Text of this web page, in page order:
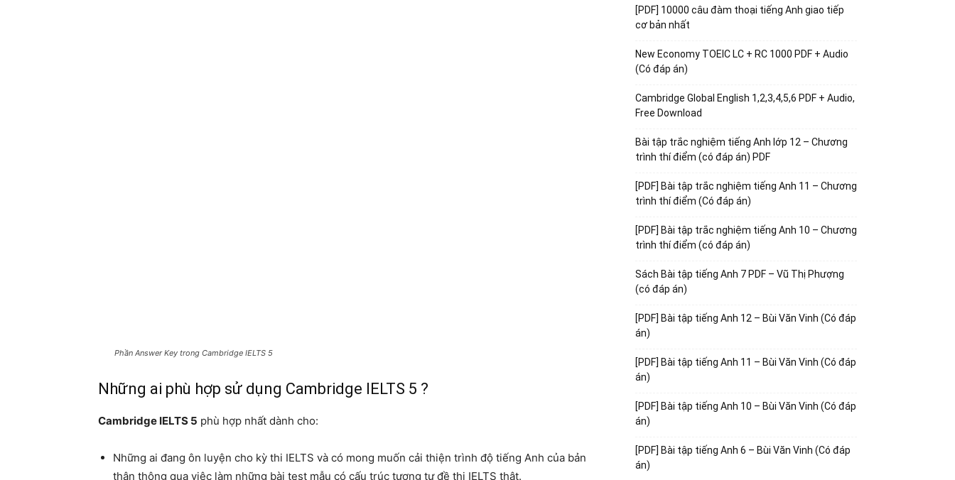
Phần Answer Key trong Cambridge IELTS 5
Những ai phù hợp sử dụng Cambridge IELTS 5 ?
Cambridge IELTS 5 phù hợp nhất dành cho:
Những ai đang ôn luyện cho kỳ thi IELTS và có mong muốn cải thiện trình độ tiếng Anh của bản
thân thông qua việc làm những bài test mẫu có cấu trúc tương tự đề thi IELTS thật.
[PDF] 10000 câu đàm thoại tiếng Anh giao tiếp
cơ bản nhất
New Economy TOEIC LC + RC 1000 PDF + Audio
(Có đáp án)
Cambridge Global English 1,2,3,4,5,6 PDF + Audio,
Free Download
Bài tập trắc nghiệm tiếng Anh lớp 12 – Chương
trình thí điểm (có đáp án) PDF
[PDF] Bài tập trắc nghiệm tiếng Anh 11 – Chương
trình thí điểm (Có đáp án)
[PDF] Bài tập trắc nghiệm tiếng Anh 10 – Chương
trình thí điểm (có đáp án)
Sách Bài tập tiếng Anh 7 PDF – Vũ Thị Phượng
(có đáp án)
[PDF] Bài tập tiếng Anh 12 – Bùi Văn Vinh (Có đáp
án)
[PDF] Bài tập tiếng Anh 11 – Bùi Văn Vinh (Có đáp
án)
[PDF] Bài tập tiếng Anh 10 – Bùi Văn Vinh (Có đáp
án)
[PDF] Bài tập tiếng Anh 6 – Bùi Văn Vinh (Có đáp
án)